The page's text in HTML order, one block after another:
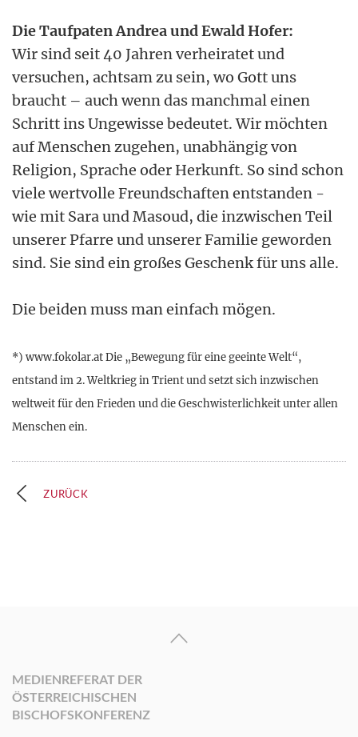
Die Taufpaten Andrea und Ewald Hofer:
Wir sind seit 40 Jahren verheiratet und
versuchen, achtsam zu sein, wo Gott uns
braucht – auch wenn das manchmal einen
Schritt ins Ungewisse bedeutet. Wir möchten
auf Menschen zugehen, unabhängig von
Religion, Sprache oder Herkunft. So sind schon
viele wertvolle Freundschaften entstanden -
wie mit Sara und Masoud, die inzwischen Teil
unserer Pfarre und unserer Familie geworden
sind. Sie sind ein großes Geschenk für uns alle.
Die beiden muss man einfach mögen.
*) www.fokolar.at Die „Bewegung für eine geeinte Welt“,
entstand im 2. Weltkrieg in Trient und setzt sich inzwischen
weltweit für den Frieden und die Geschwisterlichkeit unter allen
Menschen ein.
ZURÜCK
MEDIENREFERAT DER
ÖSTERREICHISCHEN
BISCHOFSKONFERENZ